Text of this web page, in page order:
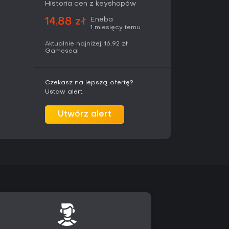
Alan mierzy się z kolejnymi falami wrogów na
od mnożników za serie ataków i unikanie
najlepsze osiągnięcia. Odblokowywanie
ani konkurencyjnych.
przez mroczną obecność, która ożywia
Nightmare akcent pada na osobistą
i elementy zakrzywiające rzeczywistość. Oba
filmowe oraz kolekcje stron, które rozwijają
z atmosferą grozy. Mechaniki oparte na
charakter w porównaniu do typowych
oraz przygotowanie. American
Historia cen z keyshopów
14,88 zł Eneba
1 miesięcy temu
Aktualnie najniżej: 16,92 zł
Gameseal
Czekasz na lepszą ofertę?
Ustaw alert.
Utwórz alert